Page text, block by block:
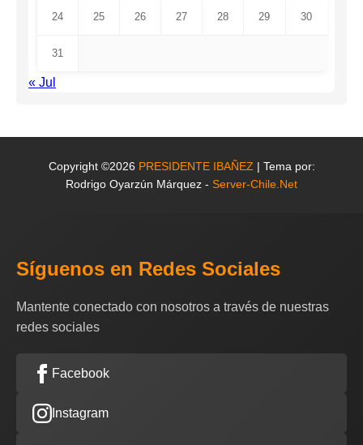
24 25 26 27 28 29 30
31
« Jul
Copyright ©2026 PRESIDENTE IBAÑEZ | Tema por:
Rodrigo Oyarzún Márquez - Server-Chile.Net
Síguenos en Redes Sociales
Mantente conectado con nosotros a través de nuestras
redes sociales
Facebook
Instagram